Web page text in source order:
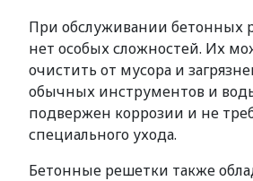
При обслуживании бетонных
нет особых сложностей. Их
очистить от мусора и
обычных инструментов и
подвержен коррозии и не
специального ухода.
Бетонные решетки также